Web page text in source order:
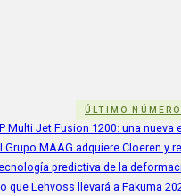
ÚLTIMO NÚMERO
Multi Jet Fusion 1200: una
Grupo MAAG adquiere Cloeren
predictiva de la
que Lehvoss llevará a Fakuma